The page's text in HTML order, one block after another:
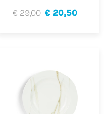
€ 29,00 € 20,50